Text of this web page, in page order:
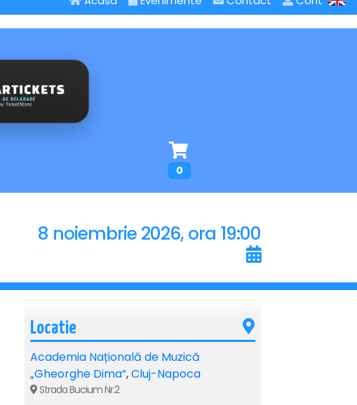
0
8 noiembrie 2026, ora 19:00
Locatie
Academia Națională de Muzică
„Gheorghe Dima”,Cluj-Napoca
Strada Bucium Nr.2